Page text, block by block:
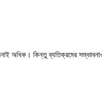
অধিক। কিন্তু ব্যতিক্রমের